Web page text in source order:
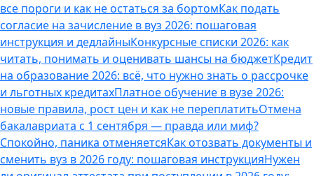
все пороги и как не остаться за бортомКак подать
согласие на зачисление в вуз 2026: пошаговая
инструкция и дедлайныКонкурсные списки 2026: как
читать, понимать и оценивать шансы на бюджетКредит
на образование 2026: всё, что нужно знать о рассрочке
и льготных кредитахПлатное обучение в вузе 2026:
новые правила, рост цен и как не переплатитьОтмена
бакалавриата с 1 сентября — правда или миф?
Спокойно, паника отменяетсяКак отозвать документы и
сменить вуз в 2026 году: пошаговая инструкцияНужен